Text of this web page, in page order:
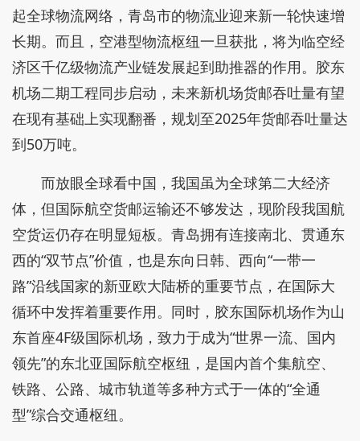
起全球物流网络，青岛市的物流业迎来新一轮快速增
长期。而且，空港型物流枢纽一旦获批，将为临空经
济区千亿级物流产业链发展起到助推器的作用。胶东
机场二期工程同步启动，未来新机场货邮吞吐量有望
在现有基础上实现翻番，规划至2025年货邮吞吐量达
到50万吨。
而放眼全球看中国，我国虽为全球第二大经济
体，但国际航空货邮运输还不够发达，现阶段我国航
空货运仍存在明显短板。青岛拥有连接南北、贯通东
西的“双节点”价值，也是东向日韩、西向“一带一
路”沿线国家的新亚欧大陆桥的重要节点，在国际大
循环中发挥着重要作用。同时，胶东国际机场作为山
东首座4F级国际机场，致力于成为“世界一流、国内
领先”的东北亚国际航空枢纽，是国内首个集航空、
铁路、公路、城市轨道等多种方式于一体的“全通
型”综合交通枢纽。